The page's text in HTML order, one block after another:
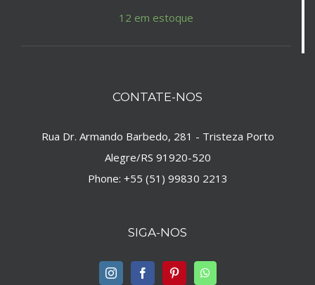
12 em estoque
CONTATE-NOS
Rua Dr. Armando Barbedo, 281 - Tristeza Porto
Alegre/RS 91920-520
Phone: +55 (51) 99830 2213
SIGA-NOS